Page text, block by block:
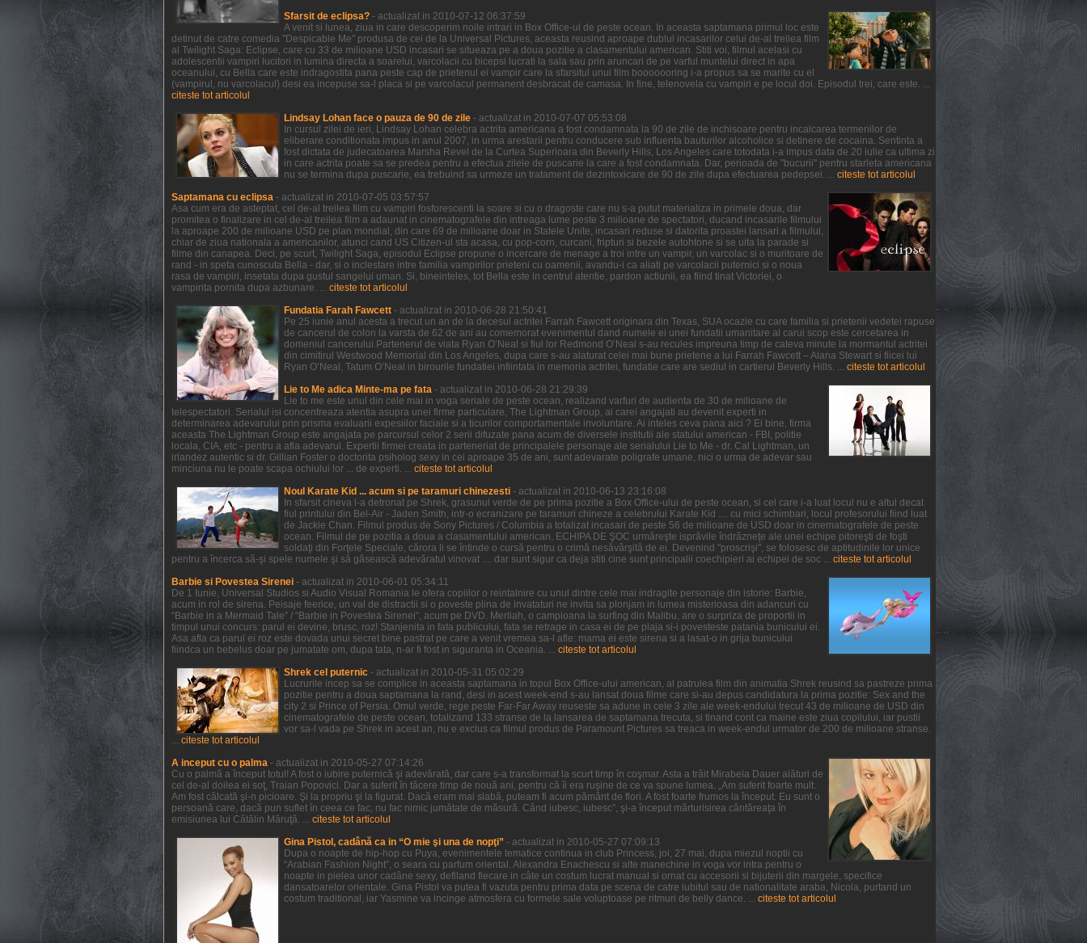
Sfarsit de eclipsa? - actualizat in 2010-07-12 06:37:59
A venit si lunea, ziua in care descoperim noile intrari in Box Office-ul de peste ocean. In aceasta saptamana primul loc este
detinut de catre comedia "Despicable Me" produsa de cei de la Universal Pictures, aceasta reusind aproape dublul incasarilor celui de-al treilea film
al Twilight Saga: Eclipse, care cu 33 de milioane USD incasari se situeaza pe a doua pozitie a clasamentului american. Stiti voi, filmul acelasi cu
adolescentii vampiri lucitori in lumina directa a soarelui, varcolacii cu bicepsi lucrati la sala sau prin aruncari de pe varful muntelui direct in apa
oceanului, cu Bella care este indragostita pana peste cap de prietenul ei vampir care la sfarsitul unui film booooooring i-a propus sa se marite cu el
(vampirul, nu varcolacul) desi ea incepuse sa-l placa si pe varcolacul permanent desbracat de camasa. In fine, telenovela cu vampiri e pe locul doi. Episodul trei, care este. ...
citeste tot articolul
Lindsay Lohan face o pauza de 90 de zile - actualizat in 2010-07-07 05:53:08
In cursul zilei de ieri, Lindsay Lohan celebra actrita americana a fost condamnata la 90 de zile de inchisoare pentru incalcarea termenilor de
eliberare conditionata impus in anul 2007, in urma arestarii pentru conducere sub influenta bauturilor alcoholice si detinere de cocaina. Sentinta a
fost dictata de judecatoarea Marsha Revel de la Curtea Superioara din Beverly Hills, Los Angeles care totodata i-a impus data de 20 iulie ca ultima zi
in care actrita poate sa se predea pentru a efectua zilele de puscarie la care a fost condamnata. Dar, perioada de "bucurii" pentru starleta americana
nu se termina dupa puscarie, ea trebuind sa urmeze un tratament de dezintoxicare de 90 de zile dupa efectuarea pedepsei. ... citeste tot articolul
Saptamana cu eclipsa - actualizat in 2010-07-05 03:57:57
Asa cum era de asteptat, cel de-al treilea film cu vampiri fosforescenti la soare si cu o dragoste care nu s-a putut materializa in primele doua, dar
promitea o finalizare in cel de-al treilea film a adaunat in cinematografele din intreaga lume peste 3 milioane de spectatori, ducand incasarile filmului
la aproape 200 de milioane USD pe plan mondial, din care 69 de milioane doar in Statele Unite, incasari reduse si datorita proastei lansari a filmului,
chiar de ziua nationala a americanilor, atunci cand US Citizen-ul sta acasa, cu pop-corn, curcani, fripturi si bezele autohtone si se uita la parade si
filme din canapea. Deci, pe scurt, Twilight Saga, episodul Eclipse propune o incercare de menage a troi intre un vampir, un varcolac si o muritoare de
rand - in speta cunoscuta Bella - dar, si o inclestare intre familia vampirilor prieteni cu oamenii, avandu-i ca aliati pe varcolacii puternici si o noua
rasa de vampiri, insetata dupa gustul sangelui uman. Si, bineinteles, tot Bella este in centrul atentie, pardon actiunii, ea fiind tinat Victoriei, o
vampirita pornita dupa azbunare. ... citeste tot articolul
Fundatia Farah Fawcett - actualizat in 2010-06-28 21:50:41
Pe 25 iunie anul acesta a trecut un an de la decesul actritei Farrah Fawcett originara din Texas, SUA ocazie cu care familia si prietenii vedetei rapuse
de cancerul de colon la varsta de 62 de ani au comemorat evenimentul dand numele ei unei fundatii umanitare al carui scop este cercetarea in
domeniul cancerului.Partenerul de viata Ryan O’Neal si fiul lor Redmond O’Neal s-au recules impreuna timp de cateva minute la mormantul actritei
din cimitirul Westwood Memorial din Los Angeles, dupa care s-au alaturat celei mai bune prietene a lui Farrah Fawcett – Alana Stewart si fiicei lui
Ryan O’Neal, Tatum O’Neal in birourile fundatiei infiintata in memoria actritei, fundatie care are sediul in cartierul Beverly Hills. ... citeste tot articolul
Lie to Me adica Minte-ma pe fata - actualizat in 2010-06-28 21:29:39
Lie to me este unul din cele mai in voga seriale de peste ocean, realizand varfuri de audienta de 30 de milioane de
telespectatori. Serialul isi concentreaza atentia asupra unei firme particulare, The Lightman Group, ai carei angajati au devenit experti in
determinarea adevarului prin prisma evaluarii expesiilor faciale si a ticurilor comportamentale involuntare. Ai inteles ceva pana aici ? Ei bine, firma
aceasta The Lightman Group este angajata pe parcursul celor 2 serii difuzate pana acum de diversele institutii ale statului american - FBI, politie
locala, CIA, etc - pentru a afla adevarul. Expertii firmei creata in parteneriat de principalele personaje ale serialului Lie to Me - dr. Cal Lightman, un
irlandez autentic si dr. Gillian Foster o doctorita psiholog sexy in cei aproape 35 de ani, sunt adevarate poligrafe umane, nici o urma de adevar sau
minciuna nu le poate scapa ochiului lor ... de experti. ... citeste tot articolul
Noul Karate Kid ... acum si pe taramuri chinezesti - actualizat in 2010-06-13 23:16:08
In sfarsit cineva l-a detronat pe Shrek, grasunul verde de pe prima pozitie a Box Office-ului de peste ocean, si cel care i-a luat locul nu e altul decat
fiul printului din Bel-Air - Jaden Smith, intr-o ecranizare pe taramuri chineze a celebrului Karate Kid .... cu mici schimbari, locul profesorului fiind luat
de Jackie Chan. Filmul produs de Sony Pictures / Columbia a totalizat incasari de peste 56 de milioane de USD doar in cinematografele de peste
ocean. Filmul de pe pozitia a doua a clasamentului american, ECHIPA DE ŞOC urmăreşte isprăvile îndrăzneţe ale unei echipe pitoreşti de foşti
soldaţi din Forţele Speciale, cărora li se întinde o cursă pentru o crimă nesăvârşită de ei. Devenind "proscrişi", se folosesc de aptitudinile lor unice
pentru a încerca să-şi spele numele şi să găsească adevăratul vinovat .... dar sunt sigur ca deja stiti cine sunt principalii coechipieri ai echipei de soc ... citeste tot articolul
Barbie si Povestea Sirenei - actualizat in 2010-06-01 05:34:11
De 1 Iunie, Universal Studios si Audio Visual Romania le ofera copiilor o reintalnire cu unul dintre cele mai indragite personaje din istorie: Barbie,
acum in rol de sirena. Peisaje feerice, un val de distractii si o poveste plina de invataturi ne invita sa plonjam in lumea misterioasa din adancuri cu
“Barbie in a Mermaid Tale” / “Barbie in Povestea Sirenei”, acum pe DVD. Merliah, o campioana la surfing din Malibu, are o surpriza de proportii in
timpul unui concurs: parul ei devine, brusc, roz! Stanjenita in fata publicului, fata se retrage in casa ei de pe plaja si-i povesteste patania bunicului ei.
Asa afla ca parul ei roz este dovada unui secret bine pastrat pe care a venit vremea sa-l afle: mama ei este sirena si a lasat-o in grija bunicului
fiindca un bebelus doar pe jumatate om, dupa tata, n-ar fi fost in siguranta in Oceania. ... citeste tot articolul
Shrek cel puternic - actualizat in 2010-05-31 05:02:29
Lucrurile incep sa se complice in aceasta saptamana in topul Box Office-ului american, al patrulea film din animatia Shrek reusind sa pastreze prima
pozitie pentru a doua saptamana la rand, desi in acest week-end s-au lansat doua filme care si-au depus candidatura la prima pozitie: Sex and the
city 2 si Prince of Persia. Omul verde, rege peste Far-Far Away reuseste sa adune in cele 3 zile ale week-endului trecut 43 de milioane de USD din
cinematografele de peste ocean, totalizand 133 stranse de la lansarea de saptamana trecuta, si tinand cont ca maine este ziua copilului, iar pustii
vor sa-l vada pe Shrek in acest an, nu e exclus ca filmul produs de Paramount Pictures sa treaca in week-endul urmator de 200 de milioane stranse.
... citeste tot articolul
A inceput cu o palma - actualizat in 2010-05-27 07:14:26
Cu o palmă a început totul! A fost o iubire puternică şi adevărată, dar care s-a transformat la scurt timp în coşmar. Asta a trăit Mirabela Dauer alături de
cel de-al doilea ei soţ, Traian Popovici. Dar a suferit în tăcere timp de nouă ani, pentru că îi era ruşine de ce va spune lumea. „Am suferit foarte mult.
Am fost călcată şi-n picioare. Şi la propriu şi la figurat. Dacă eram mai slabă, puteam fi acum pământ de flori. A fost foarte frumos la început. Eu sunt o
persoană care, dacă pun suflet în ceea ce fac, nu fac nimic jumătate de măsură. Când iubesc, iubesc”, şi-a început mărturisirea cântăreaţa în
emisiunea lui Cătălin Măruţă. ... citeste tot articolul
Gina Pistol, cadână ca in “O mie şi una de nopţi” - actualizat in 2010-05-27 07:09:13
Dupa o noapte de hip-hop cu Puya, evenimentele tematice continua in club Princess, joi, 27 mai, dupa miezul noptii cu
“Arabian Fashion Night”, o seara cu parfum oriental. Alexandra Enachescu si alte manechine in voga vor intra pentru o
noapte in pielea unor cadâne sexy, defiland fiecare in câte un costum lucrat manual si ornat cu accesorii si bijuterii din margele, specifice
dansatoarelor orientale. Gina Pistol va putea fi vazuta pentru prima data pe scena de catre iubitul sau de nationalitate araba, Nicola, purtand un
costum traditional, iar Yasmine va incinge atmosfera cu formele sale voluptoase pe ritmuri de belly dance. ... citeste tot articolul